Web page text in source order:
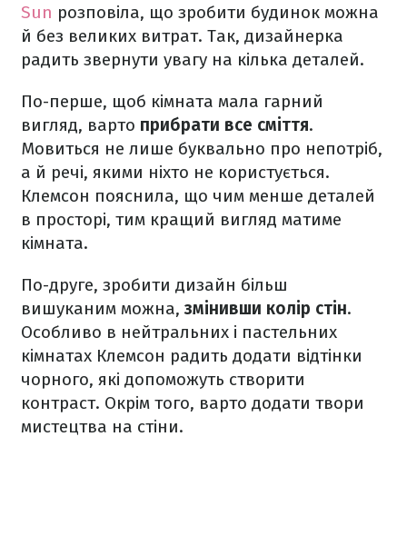
Sun розповіла, що зробити будинок можна
й без великих витрат. Так, дизайнерка
радить звернути увагу на кілька деталей.
По-перше, щоб кімната мала гарний
вигляд, варто прибрати все сміття.
Мовиться не лише буквально про непотріб,
а й речі, якими ніхто не користується.
Клемсон пояснила, що чим менше деталей
в просторі, тим кращий вигляд матиме
кімната.
По-друге, зробити дизайн більш
вишуканим можна,змінивши колір стін.
Особливо в нейтральних і пастельних
кімнатах Клемсон радить додати відтінки
чорного, які допоможуть створити
контраст. Окрім того, варто додати твори
мистецтва на стіни.